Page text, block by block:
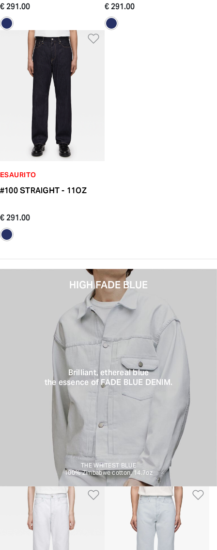
€ 291.00 € 291.00
Aggiungi alla Lista dei
ESAURITO
#100 STRAIGHT - 11OZ
€ 291.00
HIGH FADE BLUE
Brilliant, ethereal blue
the essence of FADE BLUE DENIM.
THE WHITEST BLUE
100% Zimbabwe cotton, 14.7oz
Aggiungi alla Lista dei